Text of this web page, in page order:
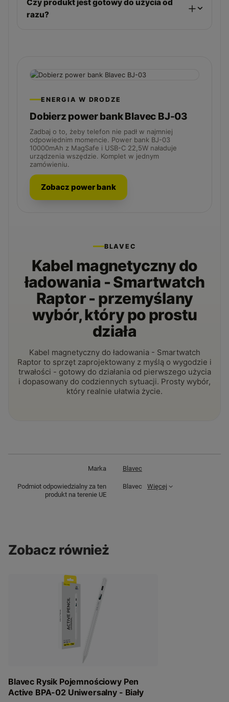
Czy produkt jest gotowy do użycia od
razu?
ENERGIA W DRODZE
Dobierz power bank Blavec BJ-03
Zadbaj o to, żeby telefon nie padł w najmniej
odpowiednim momencie. Power bank BJ-03
10000mAh z MagSafe i USB-C 22,5W naładuje
urządzenia wszędzie. Komplet w jednym
zamówieniu.
Zobacz power bank
BLAVEC
Kabel magnetyczny do
ładowania - Smartwatch
Raptor - przemyślany
wybór, który po prostu
działa
Kabel magnetyczny do ładowania - Smartwatch
Raptor to sprzęt zaprojektowany z myślą o wygodzie i
trwałości - gotowy do działania od pierwszego użycia
i dopasowany do codziennych sytuacji. Prosty wybór,
który realnie ułatwia życie.
Marka Blavec
Podmiot odpowiedzialny za ten
produkt na terenie UE
Blavec Więcej
Zobacz również
Blavec Rysik Pojemnościowy Pen
Active BPA-02 Uniwersalny - Biały